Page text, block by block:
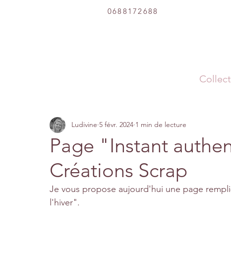
0688172688
Page "Instant
Créations Scrap
Ludivine 5 févr. 2024 1 min de lecture
Je vous propose aujourd'hui une page
l'hiver".